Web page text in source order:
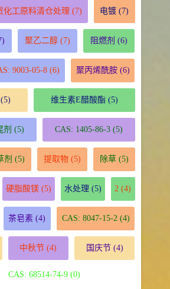
化工原料清仓处理 (7) 电镀 (7)
聚乙二醇(7) 阻燃剂 (6)
9003-05-8 (6) 聚丙烯酰胺(6)
(5) 维生素E醋酸酯(5)
剂 (5) CAS: 1405-86-3(5)
剂 (5) 提取物(5) 除草(5)
硬脂酸镁(5) 水处理 (5) 2 (4)
茶皂素 (4) CAS: 8047-15-2 (4)
中秋节 (4) 国庆节(4)
CAS: 68514-74-9 (0)